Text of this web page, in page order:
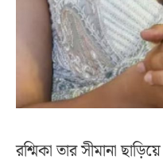
রশ্মিকা তার সীমানা